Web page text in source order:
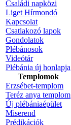
Családi napközi
Liget Hírmondó
Kapcsolat
Csatlakozó lapok
Gondolatok
Plébánosok
Videótár
Plébánia új honlapja
Templomok
Erzsébet-templom
Teréz anya templom
Új plébániaépület
Miserend
Prédikációk